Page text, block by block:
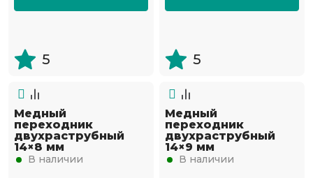
5 5
Медный
переходник
двухраструбный
14×8 мм
В наличии
Медный
переходник
двухраструбный
14×9 мм
В наличии